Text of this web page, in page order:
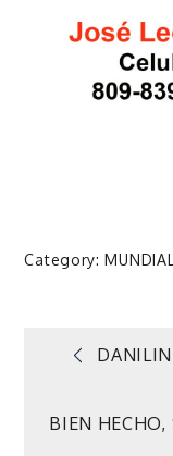
Category:
de
BIEN HECHO,